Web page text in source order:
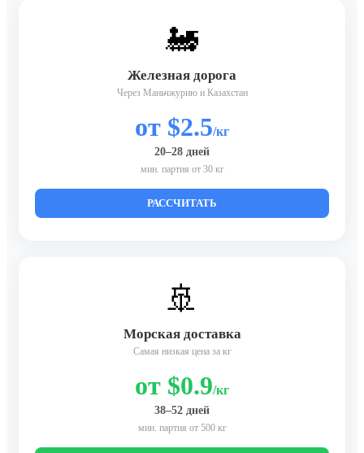
🚂
Железная дорога
Через Маньчжурию и Казахстан
от $2.5/кг
20–28 дней
мин. партия от 30 кг
РАССЧИТАТЬ
🚢
Морская доставка
Самая низкая цена за кг
от $0.9/кг
38–52 дней
мин. партия от 500 кг